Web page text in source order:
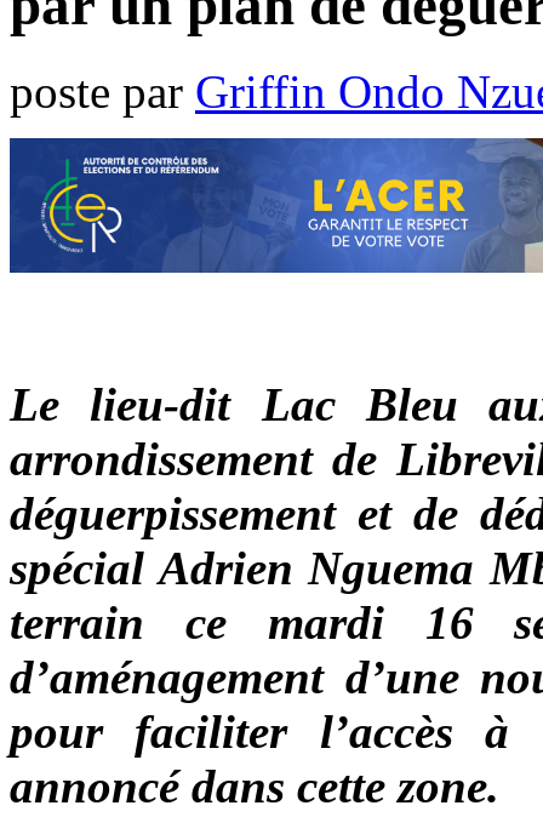
poste par Griffin Ondo
Le lieu-dit Lac Bleu
arrondissement de
déguerpissement et de
spécial Adrien Nguema
terrain ce mardi 16
d’aménagement d’une
pour faciliter l’accès
annoncé dans cette zone.